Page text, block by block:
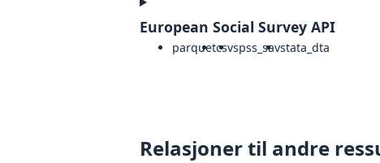
European Social Survey API
parquetcsvspss_savstata_dta
Relasjoner til andre